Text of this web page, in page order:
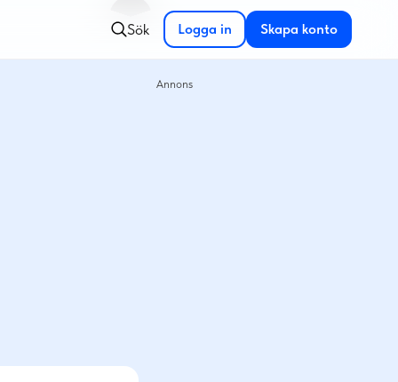
Sök Logga in Skapa konto